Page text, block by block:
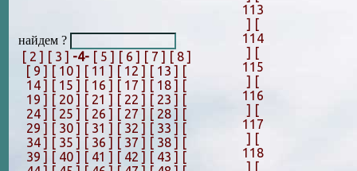
113
] [
114
] [
115
] [
116
] [
117
] [
118
] [
найдем ?
[ 2 ] [ 3 ] -4- [ 5 ] [ 6 ] [ 7 ] [ 8 ]
[ 9 ] [ 10 ] [ 11 ] [ 12 ] [ 13 ] [
14 ] [ 15 ] [ 16 ] [ 17 ] [ 18 ] [
19 ] [ 20 ] [ 21 ] [ 22 ] [ 23 ] [
24 ] [ 25 ] [ 26 ] [ 27 ] [ 28 ] [
29 ] [ 30 ] [ 31 ] [ 32 ] [ 33 ] [
34 ] [ 35 ] [ 36 ] [ 37 ] [ 38 ] [
39 ] [ 40 ] [ 41 ] [ 42 ] [ 43 ] [